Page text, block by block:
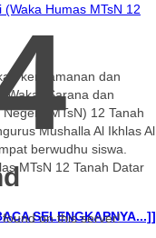
(Waka Humas MTsN 12
kenyamanan dan
Sarana dan
(MTsN) 12 Tanah
Mushalla Al Ikhlas Al
berwudhu siswa.
MTsN 12 Tanah Datar
SELENGKAPNYA...]]
on this server!